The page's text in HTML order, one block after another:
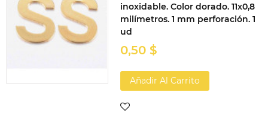
inoxidable. Color dorado. 11x0,8
milímetros. 1 mm perforación. 1
ud
0,50 $
Añadir Al Carrito